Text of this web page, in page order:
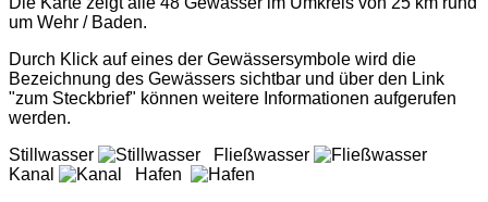
um Wehr / Baden.
Durch Klick auf eines der Gewässersymbole wird die
Bezeichnung des Gewässers sichtbar und über den Link
"zum Steckbrief" können weitere Informationen aufgerufen
werden.
Stillwasser
Fließwasser
Kanal
Hafen